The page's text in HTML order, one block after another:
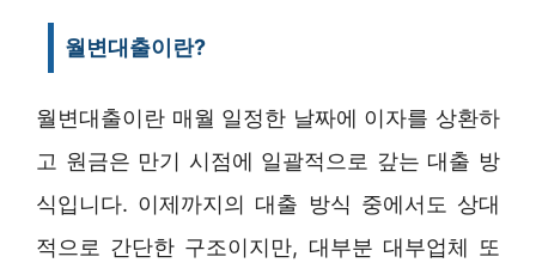
월변대출이란?
월변대출이란 매월 일정한 날짜에 이자를 상환하
고 원금은 만기 시점에 일괄적으로 갚는 대출 방
식입니다. 이제까지의 대출 방식 중에서도 상대
적으로 간단한 구조이지만, 대부분 대부업체 또